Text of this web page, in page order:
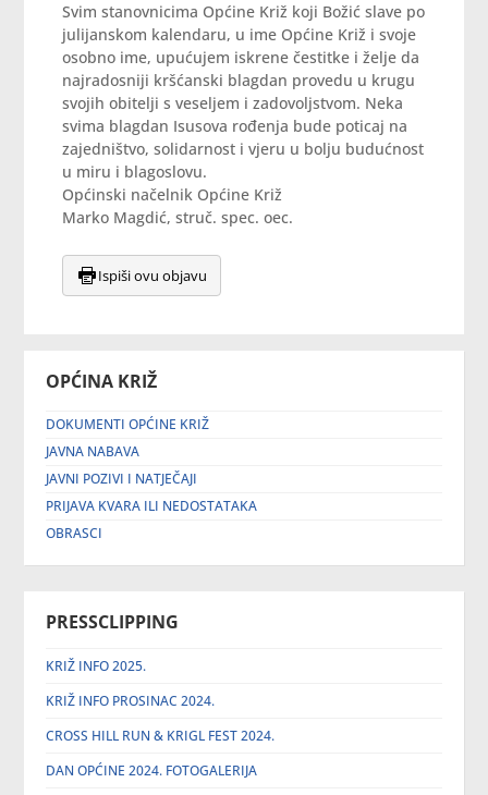
OPĆINA KRIŽ
DOKUMENTI OPĆINE KRIŽ
JAVNA NABAVA
JAVNI POZIVI I NATJEČAJI
PRIJAVA KVARA ILI NEDOSTATAKA
OBRASCI
PRESSCLIPPING
KRIŽ INFO 2025.
KRIŽ INFO PROSINAC 2024.
CROSS HILL RUN & KRIGL FEST 2024.
DAN OPĆINE 2024. FOTOGALERIJA
Svim stanovnicima Općine Križ koji Božić slave po
julijanskom kalendaru, u ime Općine Križ i svoje
osobno ime, upućujem iskrene čestitke i želje da
najradosniji kršćanski blagdan provedu u krugu
svojih obitelji s veseljem i zadovoljstvom. Neka
svima blagdan Isusova rođenja bude poticaj na
zajedništvo, solidarnost i vjeru u bolju budućnost
u miru i blagoslovu.
Općinski načelnik Općine Križ
Marko Magdić, struč. spec. oec.
Ispiši ovu objavu